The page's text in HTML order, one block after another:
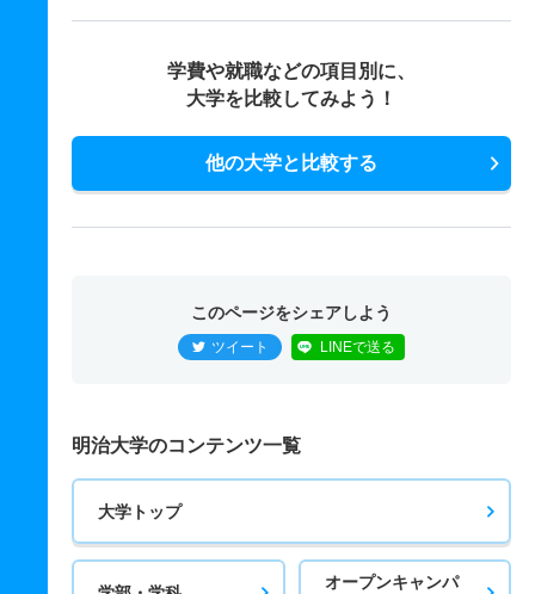
学費や就職などの項目別に、
大学を比較してみよう！
他の大学と比較する
このページをシェアしよう
ツイート LINEで送る
明治大学のコンテンツ一覧
大学トップ
オープンキャンパ